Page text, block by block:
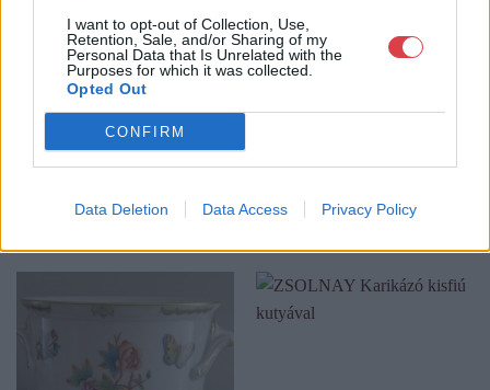
I want to opt-out of Collection, Use,
Retention, Sale, and/or Sharing of my
Personal Data that Is Unrelated with the
Purposes for which it was collected.
Opted Out
CONFIRM
Data Deletion Data Access Privacy Policy
GALÉRIA TOVÁBBI MŰTÁRGYAI